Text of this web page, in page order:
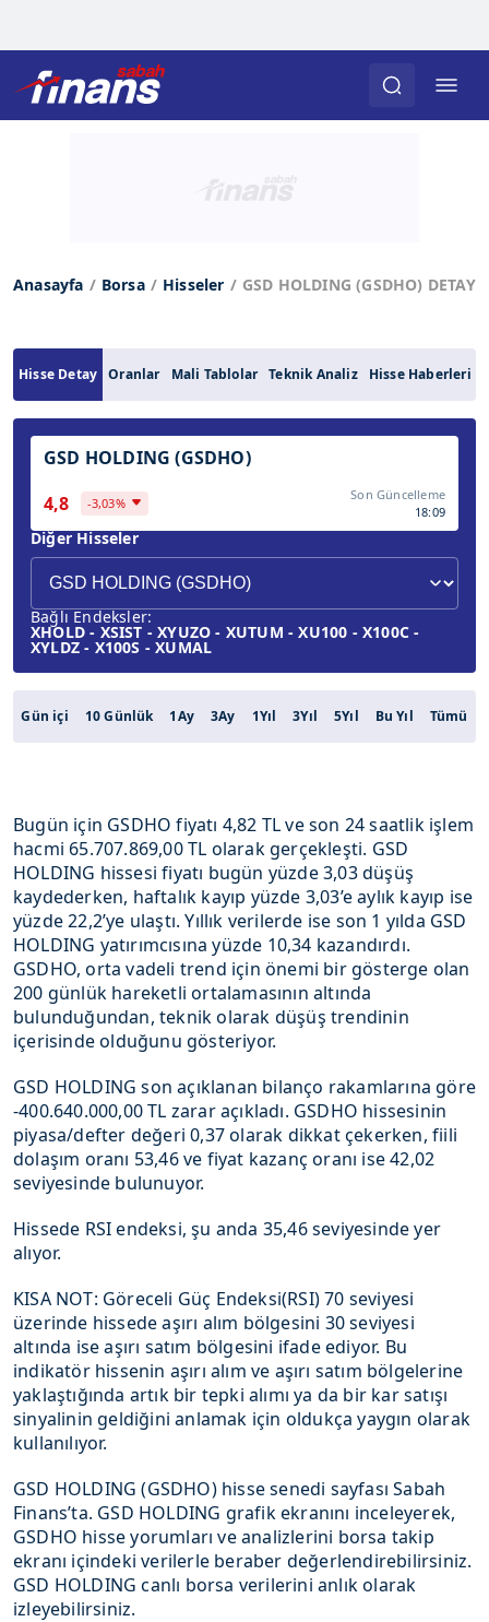
Anasayfa Borsa Hisseler GSD HOLDING (GSDHO) DETAY
Hisse Detay Oranlar Mali Tablolar Teknik Analiz Hisse Haberleri
GSD HOLDING (GSDHO)
4,8
-3,03%
Son Güncelleme
18:09
Diğer Hisseler
Bağlı Endeksler:
XHOLD - XSIST - XYUZO - XUTUM - XU100 - X100C -
XYLDZ - X100S - XUMAL
Gün içi 10 Günlük 1Ay 3Ay 1Yıl 3Yıl 5Yıl Bu Yıl Tümü
Bugün için GSDHO fiyatı 4,82 TL ve son 24 saatlik işlem
hacmi 65.707.869,00 TL olarak gerçekleşti. GSD
HOLDING hissesi fiyatı bugün yüzde 3,03 düşüş
kaydederken, haftalık kayıp yüzde 3,03’e aylık kayıp ise
yüzde 22,2’ye ulaştı. Yıllık verilerde ise son 1 yılda GSD
HOLDING yatırımcısına yüzde 10,34 kazandırdı.
GSDHO, orta vadeli trend için önemi bir gösterge olan
200 günlük hareketli ortalamasının altında
bulunduğundan, teknik olarak düşüş trendinin
içerisinde olduğunu gösteriyor.
GSD HOLDING son açıklanan bilanço rakamlarına göre
-400.640.000,00 TL zarar açıkladı. GSDHO hissesinin
piyasa/defter değeri 0,37 olarak dikkat çekerken, fiili
dolaşım oranı 53,46 ve fiyat kazanç oranı ise 42,02
seviyesinde bulunuyor.
Hissede RSI endeksi, şu anda 35,46 seviyesinde yer
alıyor.
KISA NOT: Göreceli Güç Endeksi(RSI) 70 seviyesi
üzerinde hissede aşırı alım bölgesini 30 seviyesi
altında ise aşırı satım bölgesini ifade ediyor. Bu
indikatör hissenin aşırı alım ve aşırı satım bölgelerine
yaklaştığında artık bir tepki alımı ya da bir kar satışı
sinyalinin geldiğini anlamak için oldukça yaygın olarak
kullanılıyor.
GSD HOLDING (GSDHO) hisse senedi sayfası Sabah
Finans’ta. GSD HOLDING grafik ekranını inceleyerek,
GSDHO hisse yorumları ve analizlerini borsa takip
ekranı içindeki verilerle beraber değerlendirebilirsiniz.
GSD HOLDING canlı borsa verilerini anlık olarak
izleyebilirsiniz.